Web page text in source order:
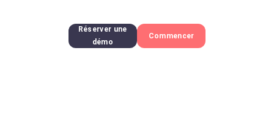
Réserver une
démo
Commencer